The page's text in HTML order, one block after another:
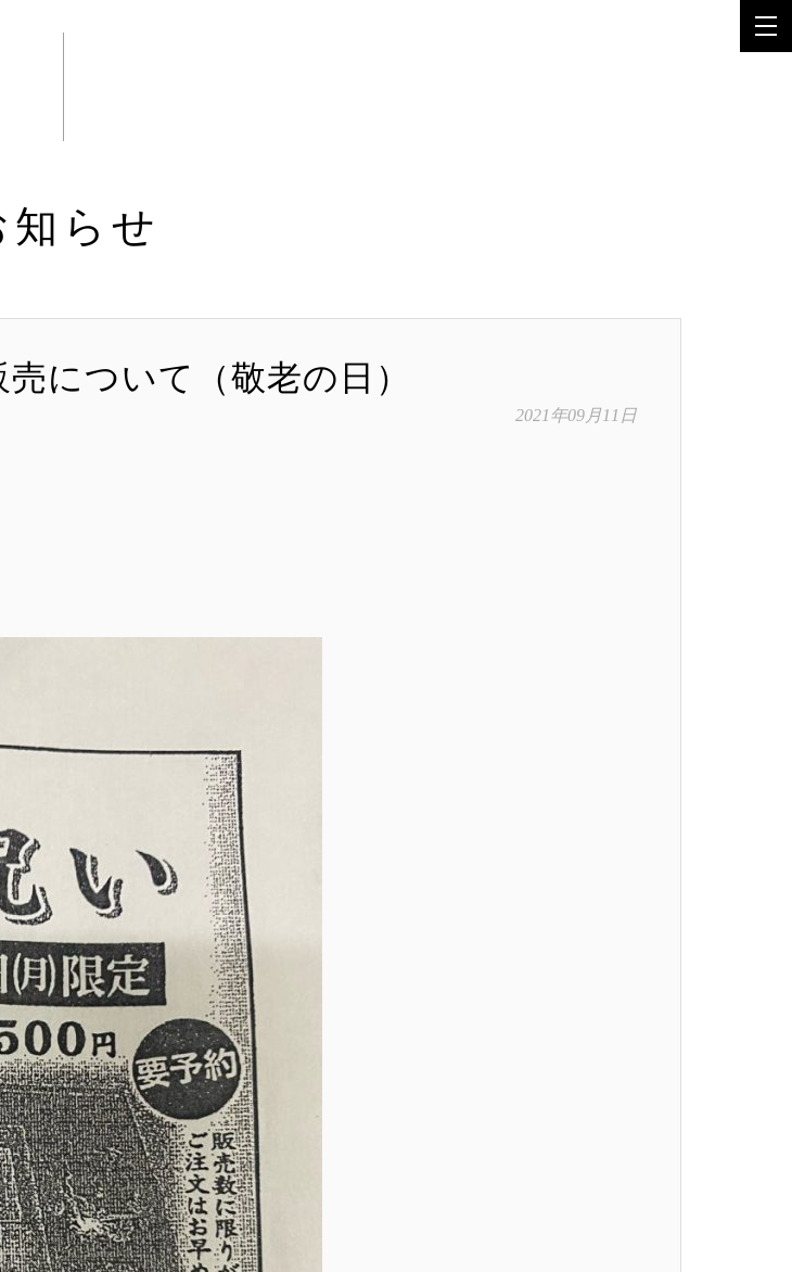
知らせ
について（敬老の日）
2021年09月11日